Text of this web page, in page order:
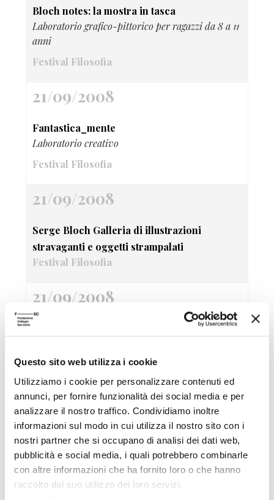
Questo sito web utilizza i cookie
Utilizziamo i cookie per personalizzare contenuti ed
annunci, per fornire funzionalità dei social media e per
analizzare il nostro traffico. Condividiamo inoltre
informazioni sul modo in cui utilizza il nostro sito con i
nostri partner che si occupano di analisi dei dati web,
pubblicità e social media, i quali potrebbero combinarle
con altre informazioni che ha fornito loro o che hanno
raccolto dal suo utilizzo dei loro servizi.
Bloch notes: la mostra in tasca
Laboratorio grafico-pittorico per ragazzi da 8 a 11
anni
Festival Filosofia
21/09/2008
Fantastica_mente
Laboratorio creativo
Festival Filosofia
21/09/2008
Serge Bloch Galleria di illustrazioni
stravaganti e oggetti strampalati
Festival Filosofia
21/09/2008
21/09/2008
Fantasylandia
Caccia al tesoro on lineGiochi virtuali, viaggi
premio reali
Festival Filosofia
21/09/2008